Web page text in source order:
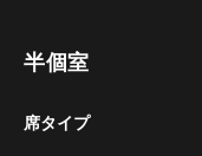
半個室
席タイプ